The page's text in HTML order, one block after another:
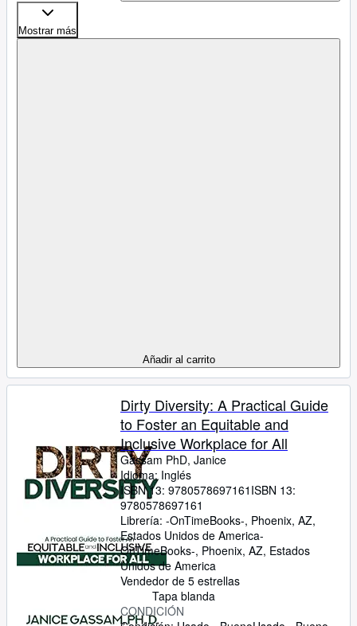
Mostrar más
Añadir al carrito
Dirty Diversity: A Practical Guide
to Foster an Equitable and
Inclusive Workplace for All
Gassam PhD, Janice
Idioma: Inglés
ISBN 13: 9780578697161 ISBN 13:
9780578697161
Librería: -OnTimeBooks-, Phoenix, AZ,
Estados Unidos de America-
OnTimeBooks-, Phoenix, AZ, Estados
Unidos de America
Vendedor de 5 estrellas
Tapa blanda
CONDICIÓN